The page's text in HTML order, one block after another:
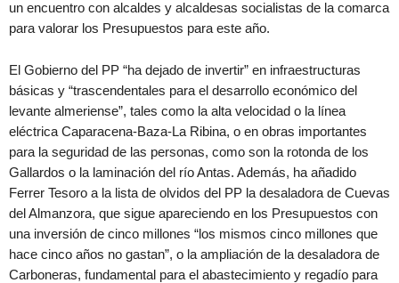
un encuentro con alcaldes y alcaldesas socialistas de la comarca
para valorar los Presupuestos para este año.
El Gobierno del PP “ha dejado de invertir” en infraestructuras
básicas y “trascendentales para el desarrollo económico del
levante almeriense”, tales como la alta velocidad o la línea
eléctrica Caparacena-Baza-La Ribina, o en obras importantes
para la seguridad de las personas, como son la rotonda de los
Gallardos o la laminación del río Antas. Además, ha añadido
Ferrer Tesoro a la lista de olvidos del PP la desaladora de Cuevas
del Almanzora, que sigue apareciendo en los Presupuestos con
una inversión de cinco millones “los mismos cinco millones que
hace cinco años no gastan”, o la ampliación de la desaladora de
Carboneras, fundamental para el abastecimiento y regadío para